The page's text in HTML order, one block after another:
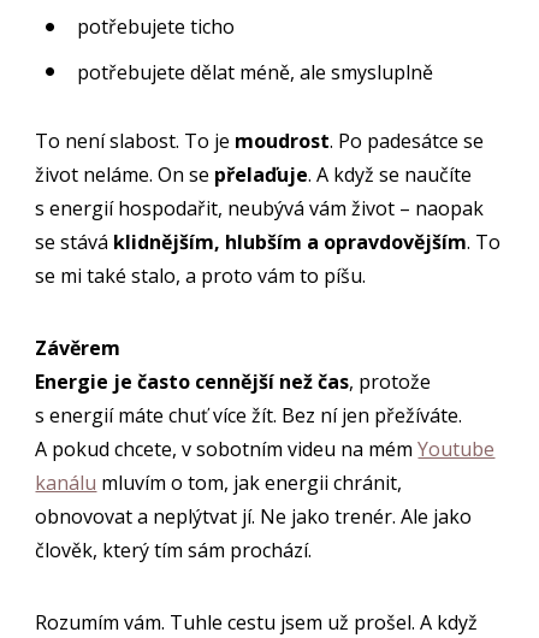
potřebujete ticho
potřebujete dělat méně, ale smysluplně
To není slabost. To je moudrost. Po padesátce se
život neláme. On se přelaďuje. A když se naučíte
s energií hospodařit, neubývá vám život – naopak
se stává klidnějším, hlubším a opravdovějším. To
se mi také stalo, a proto vám to píšu.
Závěrem
Energie je často cennější než čas, protože
s energií máte chuť více žít. Bez ní jen přežíváte.
A pokud chcete, v sobotním videu na mémYoutube
kanálu mluvím o tom, jak energii chránit,
obnovovat a neplýtvat jí. Ne jako trenér. Ale jako
člověk, který tím sám prochází.
Rozumím vám. Tuhle cestu jsem už prošel. A když